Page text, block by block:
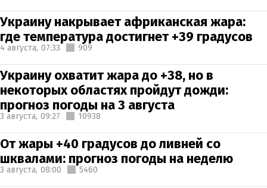
Украину накрывает африканская жара:
где температура достигнет +39 градусов
4 августа, 07:33 909
Украину охватит жара до +38, но в
некоторых областях пройдут дожди:
прогноз погоды на 3 августа
3 августа, 09:27 10938
От жары +40 градусов до ливней со
шквалами: прогноз погоды на неделю
3 августа, 08:00 5460